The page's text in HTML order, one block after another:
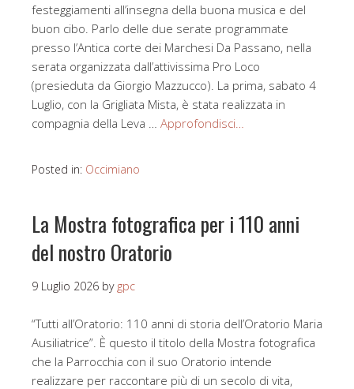
festeggiamenti all’insegna della buona musica e del
buon cibo. Parlo delle due serate programmate
presso l’Antica corte dei Marchesi Da Passano, nella
serata organizzata dall’attivissima Pro Loco
(presieduta da Giorgio Mazzucco). La prima, sabato 4
Luglio, con la Grigliata Mista, è stata realizzata in
compagnia della Leva … Approfondisci…
Posted in: Occimiano
La Mostra fotografica per i 110 anni
del nostro Oratorio
9 Luglio 2026 by gpc
“Tutti all’Oratorio: 110 anni di storia dell’Oratorio Maria
Ausiliatrice”. È questo il titolo della Mostra fotografica
che la Parrocchia con il suo Oratorio intende
realizzare per raccontare più di un secolo di vita,